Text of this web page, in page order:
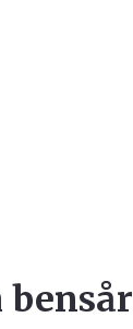
bensår